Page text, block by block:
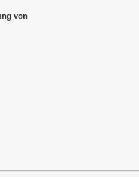
von